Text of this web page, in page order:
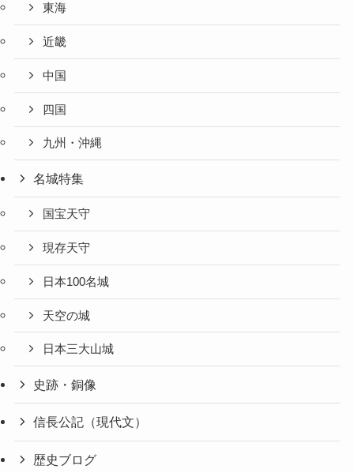
東海
近畿
中国
四国
九州・沖縄
名城特集
国宝天守
現存天守
日本100名城
天空の城
日本三大山城
史跡・銅像
信長公記（現代文）
歴史ブログ